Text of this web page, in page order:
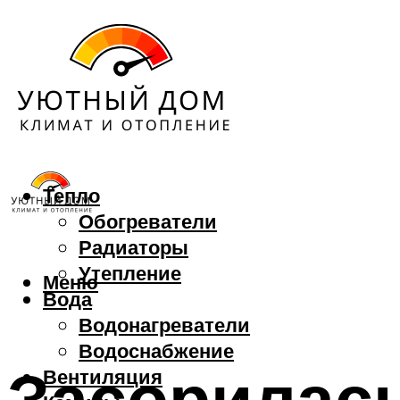
Тепло
Обогреватели
Радиаторы
Утепление
Вода
Водонагреватели
Водоснабжение
Вентиляция
Меню